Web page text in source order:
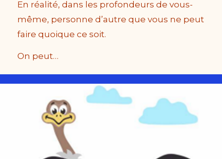
En réalité, dans les profondeurs de vous-
même, personne d’autre que vous ne peut
faire quoique ce soit.
On peut…